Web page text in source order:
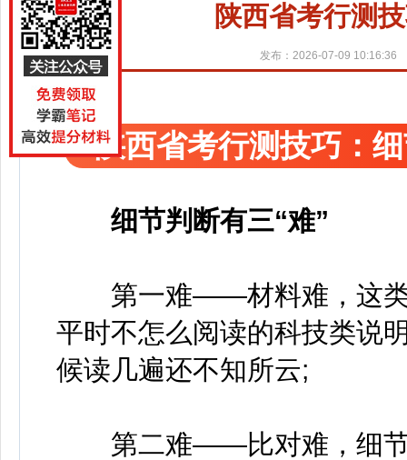
陕西省考行测
发布：2026-07-09 10:16:36
陕西省考行测技巧：
细节判断有三“难”
第一难——材料难，这类
平时不怎么阅读的科技类说
候读几遍还不知所云;
第二难——比对难，细节